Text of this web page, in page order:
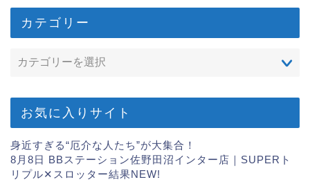
カテゴリー
お気に入りサイト
身近すぎる“厄介な人たち”が大集合！
8月8日 BBステーション佐野田沼インター店｜SUPERト
リプル✕スロッター結果NEW!